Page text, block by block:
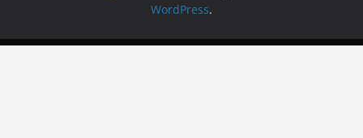
WordPress.